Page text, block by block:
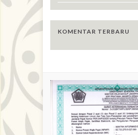
KOMENTAR TERBARU